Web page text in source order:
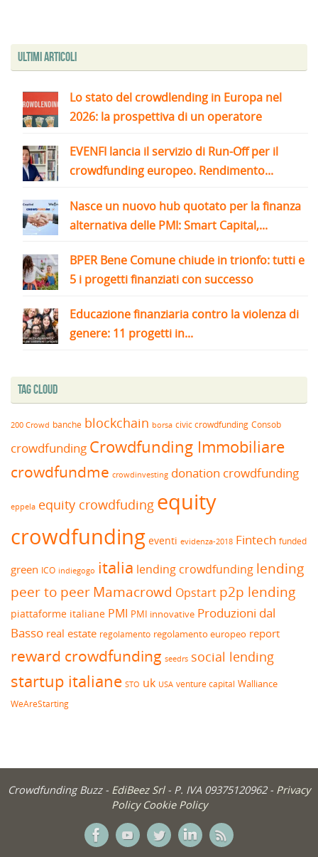
Ultimi articoli
Lo stato del crowdlending in Europa nel
2026: la prospettiva di un operatore
EVENFI lancia il servizio di Run-Off per il
crowdfunding europeo. Rendimento...
Nasce un nuovo hub quotato per la finanza
alternativa delle PMI: Smart Capital,...
BPER Bene Comune chiude in trionfo: tutti e
5 i progetti finanziati con successo
Educazione finanziaria contro la violenza di
genere: 11 progetti in...
Tag Cloud
200 Crowd banche blockchain borsa civic crowdfunding Consob
crowdfunding Crowdfunding Immobiliare
crowdfundme crowdinvesting donation crowdfunding
eppela equity crowdfuding equity
crowdfunding eventi evidenza-2018 Fintech funded
green ICO indiegogo italia lending crowdfunding lending
peer to peerMamacrowd Opstart p2p lending
piattaforme italiane PMI PMI innovative Produzioni dal
Basso real estate regolamento regolamento europeo report
reward crowdfunding seedrs social lending
startup italiane STO uk USA venture capital Walliance
WeAreStarting
Crowdfunding Buzz - EdiBeez Srl - P. IVA 09375120962 - Privacy
Policy Cookie Policy